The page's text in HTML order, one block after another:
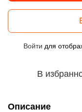
Войти для
В
Описание